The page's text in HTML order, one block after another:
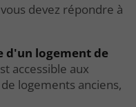
devez répondre à
d'un logement de
accessible aux
logements anciens,